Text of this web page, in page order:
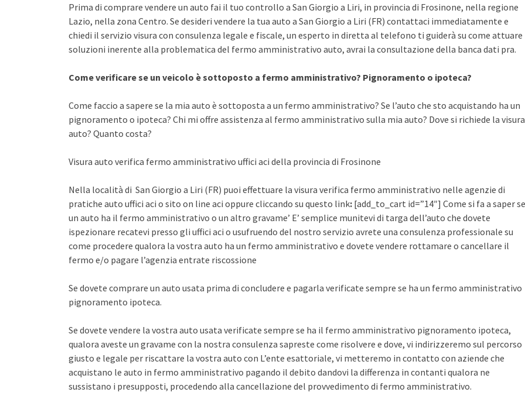
Prima di comprare vendere un auto fai il tuo controllo a San Giorgio a Liri, in provincia di Frosinone, nella regione
Lazio, nella zona Centro. Se desideri vendere la tua auto a San Giorgio a Liri (FR) contattaci immediatamente e
chiedi il servizio visura con consulenza legale e fiscale, un esperto in diretta al telefono ti guiderà su come attuare
soluzioni inerente alla problematica del fermo amministrativo auto, avrai la consultazione della banca dati pra.
Come verificare se un veicolo è sottoposto a fermo amministrativo? Pignoramento o ipoteca?
Come faccio a sapere se la mia auto è sottoposta a un fermo amministrativo? Se l’auto che sto acquistando ha un
pignoramento o ipoteca? Chi mi offre assistenza al fermo amministrativo sulla mia auto? Dove si richiede la visura
auto? Quanto costa?
Visura auto verifica fermo amministrativo uffici aci della provincia di Frosinone
Nella località di San Giorgio a Liri (FR) puoi effettuare la visura verifica fermo amministrativo nelle agenzie di
pratiche auto uffici aci o sito on line aci oppure cliccando su questo link: [add_to_cart id=”14″] Come si fa a saper se
un auto ha il fermo amministrativo o un altro gravame’ E’ semplice munitevi di targa dell’auto che dovete
ispezionare recatevi presso gli uffici aci o usufruendo del nostro servizio avrete una consulenza professionale su
come procedere qualora la vostra auto ha un fermo amministrativo e dovete vendere rottamare o cancellare il
fermo e/o pagare l’agenzia entrate riscossione
Se dovete comprare un auto usata prima di concludere e pagarla verificate sempre se ha un fermo amministrativo
pignoramento ipoteca.
Se dovete vendere la vostra auto usata verificate sempre se ha il fermo amministrativo pignoramento ipoteca,
qualora aveste un gravame con la nostra consulenza sapreste come risolvere e dove, vi indirizzeremo sul percorso
giusto e legale per riscattare la vostra auto con L’ente esattoriale, vi metteremo in contatto con aziende che
acquistano le auto in fermo amministrativo pagando il debito dandovi la differenza in contanti qualora ne
sussistano i presupposti, procedendo alla cancellazione del provvedimento di fermo amministrativo.